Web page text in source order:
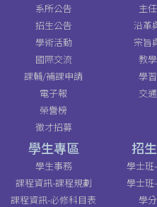
系所公告
招生公告
學術活動
國際交流
課輔/補課申請
電子報
榮譽榜
徵才招募
主
沿革
宗旨
教
學
交
學生專區
學生事務
課程資訊-課程規劃
課程資訊-必修科目表
招
學士班
學士班
學